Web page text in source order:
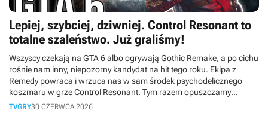
Lepiej, szybciej, dziwniej. Control Resonant to
totalne szaleństwo. Już graliśmy!
Wszyscy czekają na GTA 6 albo ogrywają Gothic Remake, a po cichu
rośnie nam inny, niepozorny kandydat na hit tego roku. Ekipa z
Remedy powraca i wrzuca nas w sam środek psychodelicznego
koszmaru w grze Control Resonant. Tym razem opuszczamy
Najstarsze Domostwo i wychodzimy na ulice wykrzywionego
TVGRY30 CZERWCA 2026